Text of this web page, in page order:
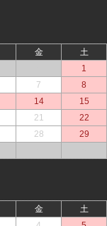
金
土
1
7
8
14
15
21
22
28
29
金
土